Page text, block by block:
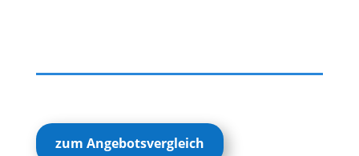
zum Angebotsvergleich